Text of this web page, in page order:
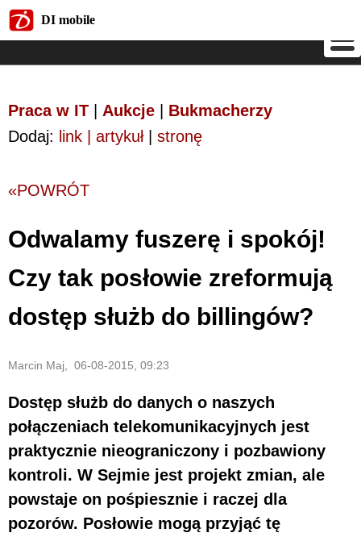
DI mobile
Praca w IT Aukcje
Bukmacherzy
Dodaj: link | artykuł| stronę
«POWRÓT
Odwalamy fuszerę i spokój!
Czy tak posłowie zreformują
dostęp służb do billingów?
Marcin Maj, 06-08-2015, 09:23
Dostęp służb do danych o naszych
połączeniach telekomunikacyjnych jest
praktycznie nieograniczony i pozbawiony
kontroli. W Sejmie jest projekt zmian, ale
powstaje on pośpiesznie i raczej dla
pozorów. Posłowie mogą przyjąć tę
DI mobile